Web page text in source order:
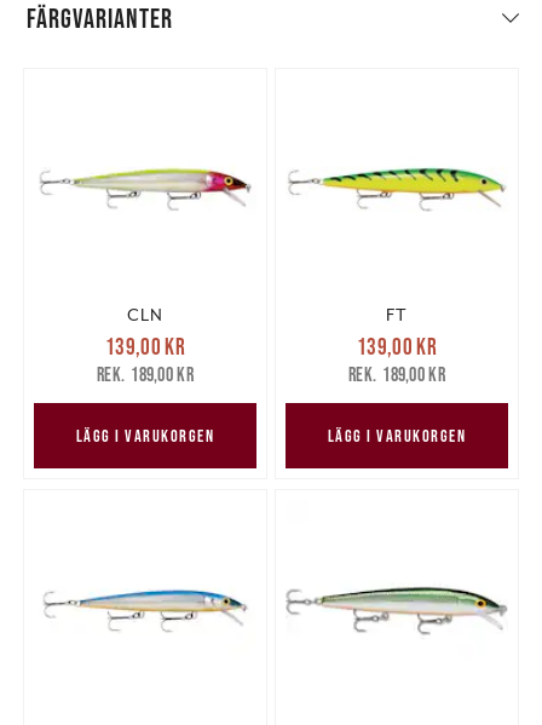
FÄRGVARIANTER
CLN
Nuvarande pris
139,00 krTidigare pris
189,00 kr
139,00 kr
189,00 kr
LÄGG I VARUKORGEN
FT
Nuvarande pris
139,00 krTidigare pris
189,00 kr
139,00 kr
189,00 kr
LÄGG I VARUKORGEN